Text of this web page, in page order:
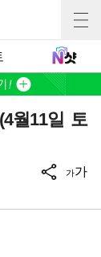
월11일 토
가가